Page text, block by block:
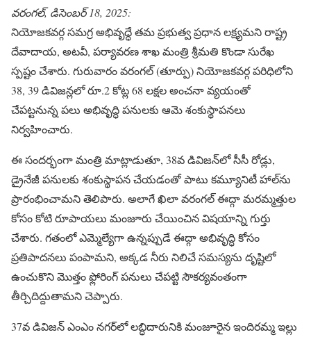
వరంగల్, డిసెంబర్ 18, 2025:
నియోజకవర్గ సమగ్ర అభివృద్ధే తమ ప్రభుత్వ ప్రధాన లక్ష్యమని రాష్ట్ర
దేవాదాయ, అటవీ, పర్యావరణ శాఖ మంత్రి శ్రీమతి కొండా సురేఖ
స్పష్టం చేశారు. గురువారం వరంగల్ (తూర్పు) నియోజకవర్గ పరిధిలోని
38, 39 డివిజన్లలో రూ.2 కోట్ల 68 లక్షల అంచనా వ్యయంతో
చేపట్టనున్న పలు అభివృద్ధి పనులకు ఆమె శంకుస్థాపనలు
నిర్వహించారు.
ఈ సందర్భంగా మంత్రి మాట్లాడుతూ, 38వ డివిజన్‌లో సీసీ రోడ్లు,
డ్రైనేజీ పనులకు శంకుస్థాపన చేయడంతో పాటు కమ్యూనిటీ హాల్‌ను
ప్రారంభించామని తెలిపారు. అలాగే ఖిలా వరంగల్ ఈద్గా మరమ్మత్తుల
కోసం కోటి రూపాయలు మంజూరు చేయించిన విషయాన్ని గుర్తు
చేశారు. గతంలో ఎమ్మెల్యేగా ఉన్నప్పుడే ఈద్గా అభివృద్ధి కోసం
ప్రతిపాదనలు పంపామని, అక్కడ నీరు నిలిచే సమస్యను దృష్టిలో
ఉంచుకొని మొత్తం ఫ్లోరింగ్ పనులు చేపట్టి సౌకర్యవంతంగా
తీర్చిదిద్దుతామని చెప్పారు.
37వ డివిజన్ ఎంఎం నగర్‌లో లబ్ధిదారునికి మంజూరైన ఇందిరమ్మ ఇల్లు